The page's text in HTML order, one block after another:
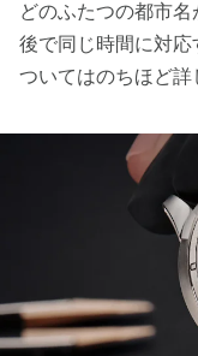
どのふたつの都市
後で同じ時間に対
ついてはのちほど詳